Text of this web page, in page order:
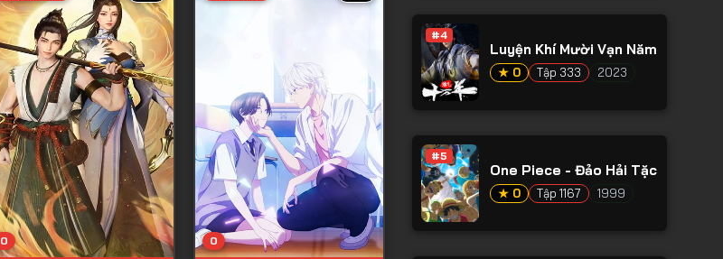
0 0
#4
Luyện Khí Mười Vạn Năm
★ 0 Tập 333 2023
#5
One Piece - Đảo Hải Tặc
★ 0 Tập 1167 1999